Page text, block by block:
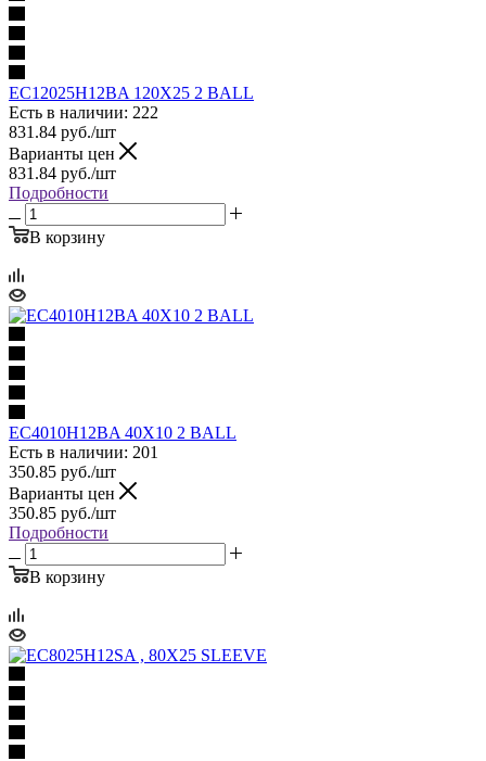
EC12025H12BA 120X25 2 BALL
Есть в наличии: 222
831.84 руб./шт
Варианты цен
831.84 руб./шт
Подробности
В корзину
EC4010H12BA 40X10 2 BALL
Есть в наличии: 201
350.85 руб./шт
Варианты цен
350.85 руб./шт
Подробности
В корзину